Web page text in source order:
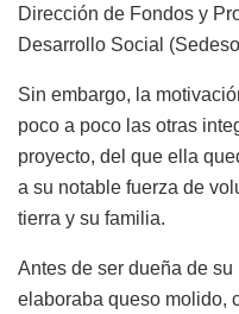
Dirección de Fondos y
Desarrollo Social
Sin embargo, la
poco a poco las otras
proyecto, del que ella
a su notable fuerza de
tierra y su familia.
Antes de ser dueña de
elaboraba queso molido,